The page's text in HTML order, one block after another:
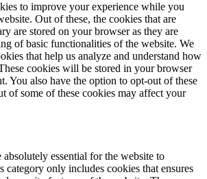
to improve your experience while you
Out of these, the cookies that are
are stored on your browser as they are
of basic functionalities of the website. We
that help us analyze and understand how
cookies will be stored in your browser
You also have the option to opt-out of these
of some of these cookies may affect your
absolutely essential for the website to
category only includes cookies that ensures